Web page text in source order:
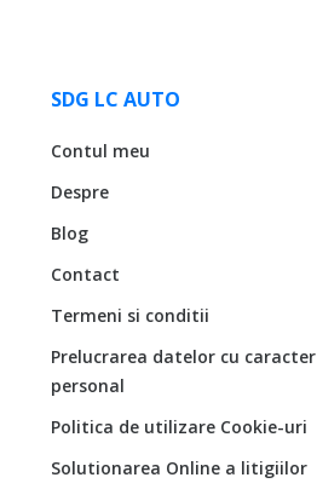
SDG LC AUTO
Contul meu
Despre
Blog
Contact
Termeni si conditii
Prelucrarea datelor cu caracter
personal
Politica de utilizare Cookie-uri
Solutionarea Online a litigiilor